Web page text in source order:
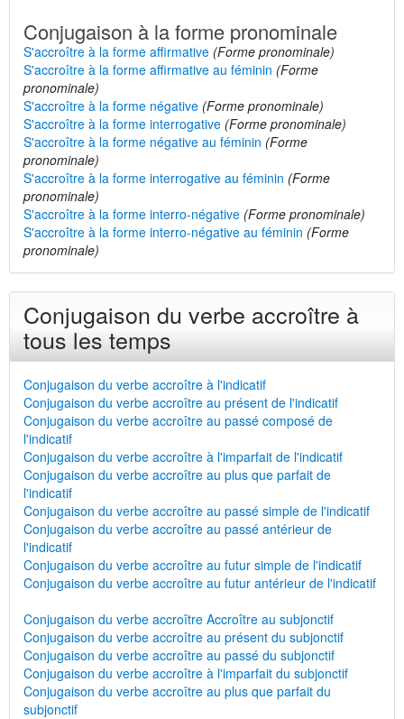
Conjugaison à la forme pronominale
S'accroître à la forme affirmative (Forme pronominale)
S'accroître à la forme affirmative au féminin (Forme
pronominale)
S'accroître à la forme négative (Forme pronominale)
S'accroître à la forme interrogative (Forme pronominale)
S'accroître à la forme négative au féminin (Forme
pronominale)
S'accroître à la forme interrogative au féminin (Forme
pronominale)
S'accroître à la forme interro-négative (Forme pronominale)
S'accroître à la forme interro-négative au féminin (Forme
pronominale)
Conjugaison du verbe accroître à
tous les temps
Conjugaison du verbe accroître à l'indicatif
Conjugaison du verbe accroître au présent de l'indicatif
Conjugaison du verbe accroître au passé composé de
l'indicatif
Conjugaison du verbe accroître à l'imparfait de l'indicatif
Conjugaison du verbe accroître au plus que parfait de
l'indicatif
Conjugaison du verbe accroître au passé simple de l'indicatif
Conjugaison du verbe accroître au passé antérieur de
l'indicatif
Conjugaison du verbe accroître au futur simple de l'indicatif
Conjugaison du verbe accroître au futur antérieur de l'indicatif
Conjugaison du verbe accroître Accroître au subjonctif
Conjugaison du verbe accroître au présent du subjonctif
Conjugaison du verbe accroître au passé du subjonctif
Conjugaison du verbe accroître à l'imparfait du subjonctif
Conjugaison du verbe accroître au plus que parfait du
subjonctif